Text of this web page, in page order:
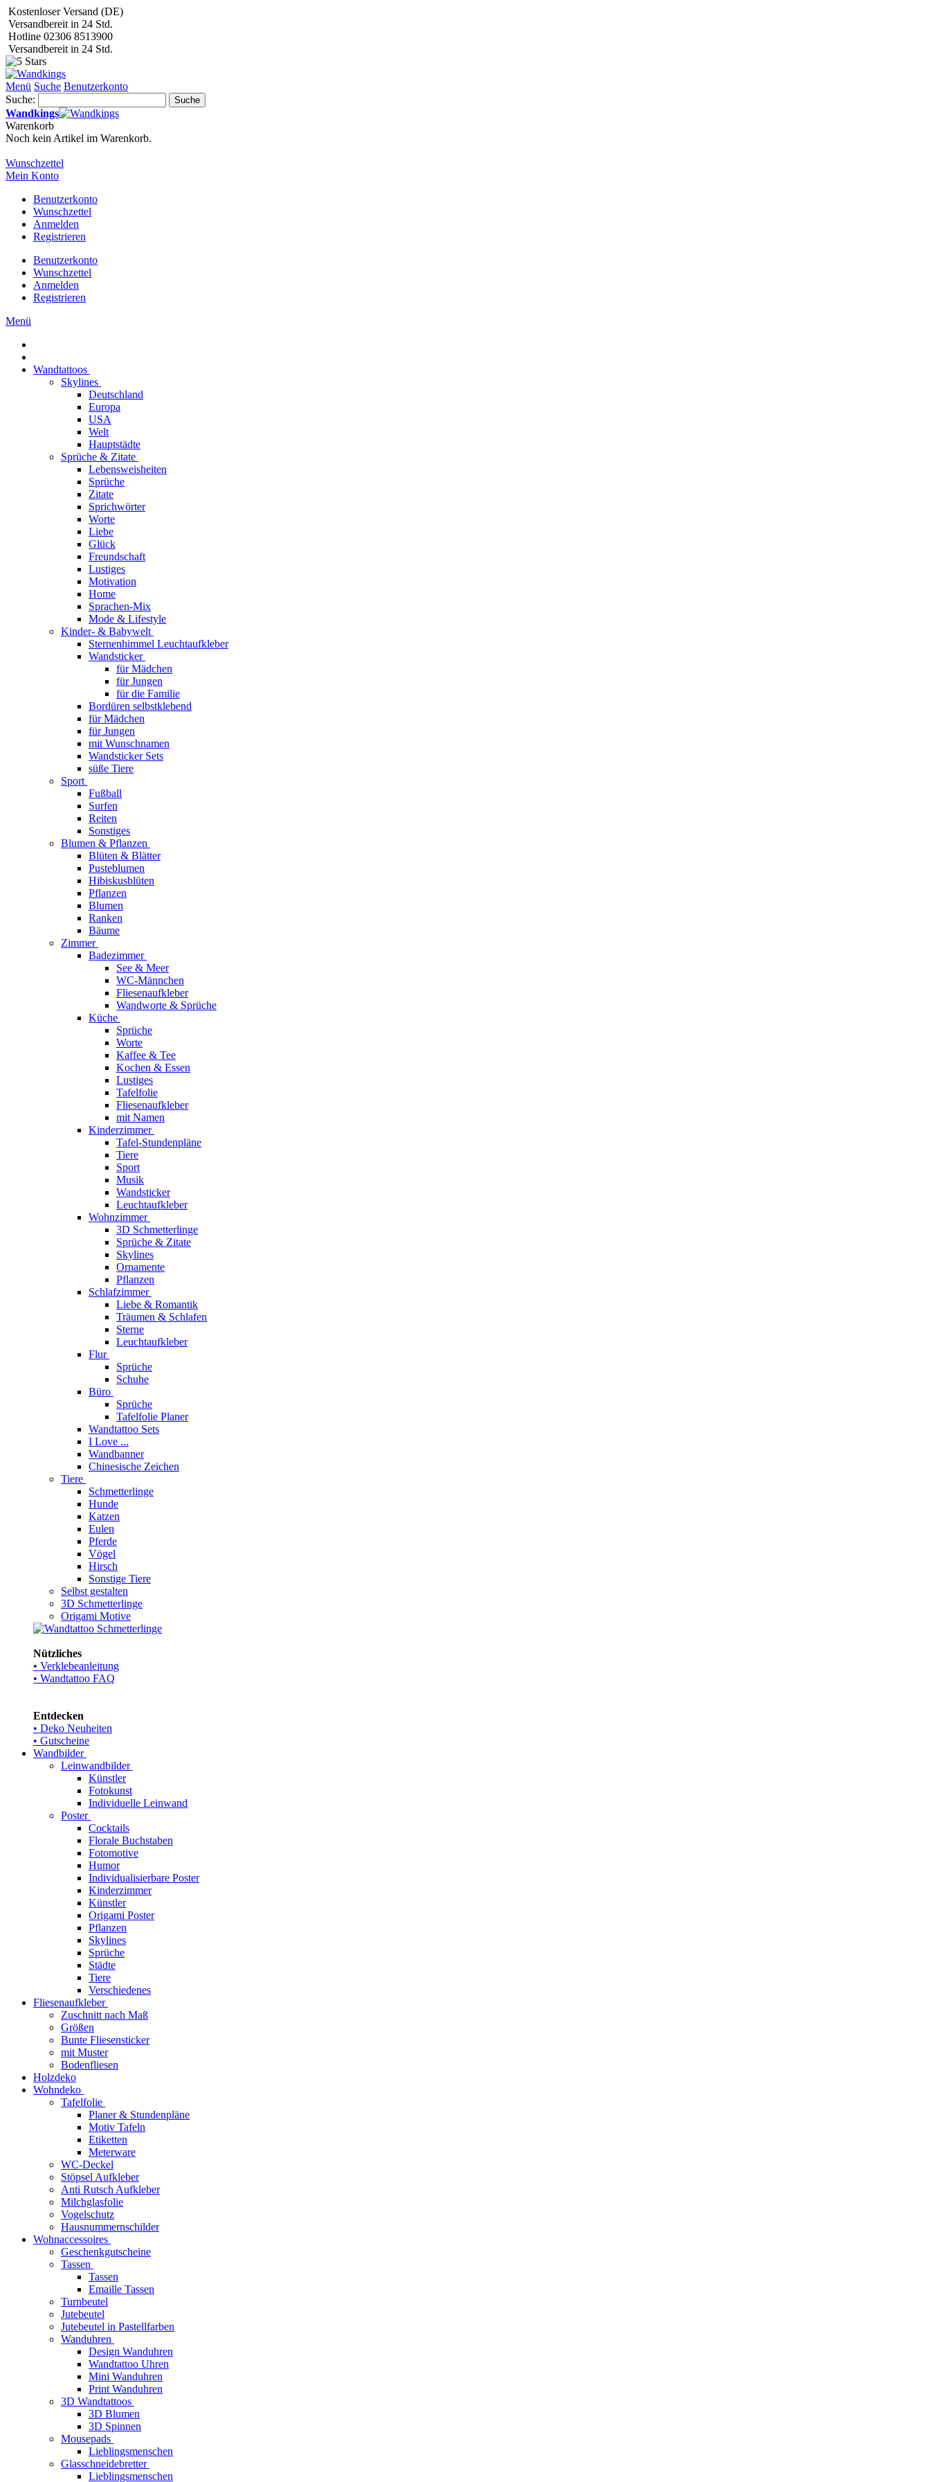
Kostenloser Versand (DE)
Versandbereit in 24 Std.
Hotline 02306 8513900
Versandbereit in 24 Std.
Menü Suche Benutzerkonto
Suche:
Suche
Wandkings
Warenkorb
Noch kein Artikel im Warenkorb.
Wunschzettel
Mein Konto
Benutzerkonto
Wunschzettel
Anmelden
Registrieren
Benutzerkonto
Wunschzettel
Anmelden
Registrieren
Menü
Wandtattoos
Skylines
Deutschland
Europa
USA
Welt
Hauptstädte
Sprüche & Zitate
Lebensweisheiten
Sprüche
Zitate
Sprichwörter
Worte
Liebe
Glück
Freundschaft
Lustiges
Motivation
Home
Sprachen-Mix
Mode & Lifestyle
Kinder- & Babywelt
Sternenhimmel Leuchtaufkleber
Wandsticker
für Mädchen
für Jungen
für die Familie
Bordüren selbstklebend
für Mädchen
für Jungen
mit Wunschnamen
Wandsticker Sets
süße Tiere
Sport
Fußball
Surfen
Reiten
Sonstiges
Blumen & Pflanzen
Blüten & Blätter
Pusteblumen
Hibiskusblüten
Pflanzen
Blumen
Ranken
Bäume
Zimmer
Badezimmer
See & Meer
WC-Männchen
Fliesenaufkleber
Wandworte & Sprüche
Küche
Sprüche
Worte
Kaffee & Tee
Kochen & Essen
Lustiges
Tafelfolie
Fliesenaufkleber
mit Namen
Kinderzimmer
Tafel-Stundenpläne
Tiere
Sport
Musik
Wandsticker
Leuchtaufkleber
Wohnzimmer
3D Schmetterlinge
Sprüche & Zitate
Skylines
Ornamente
Pflanzen
Schlafzimmer
Liebe & Romantik
Träumen & Schlafen
Sterne
Leuchtaufkleber
Flur
Sprüche
Schuhe
Büro
Sprüche
Tafelfolie Planer
Wandtattoo Sets
I Love ...
Wandbanner
Chinesische Zeichen
Tiere
Schmetterlinge
Hunde
Katzen
Eulen
Pferde
Vögel
Hirsch
Sonstige Tiere
Selbst gestalten
3D Schmetterlinge
Origami Motive
Nützliches
• Verklebeanleitung
• Wandtattoo FAQ
Entdecken
• Deko Neuheiten
• Gutscheine
Wandbilder
Leinwandbilder
Künstler
Fotokunst
Individuelle Leinwand
Poster
Cocktails
Florale Buchstaben
Fotomotive
Humor
Individualisierbare Poster
Kinderzimmer
Künstler
Origami Poster
Pflanzen
Skylines
Sprüche
Städte
Tiere
Verschiedenes
Fliesenaufkleber
Zuschnitt nach Maß
Größen
Bunte Fliesensticker
mit Muster
Bodenfliesen
Holzdeko
Wohndeko
Tafelfolie
Planer & Stundenpläne
Motiv Tafeln
Etiketten
Meterware
WC-Deckel
Stöpsel Aufkleber
Anti Rutsch Aufkleber
Milchglasfolie
Vogelschutz
Hausnummernschilder
Wohnaccessoires
Geschenkgutscheine
Tassen
Tassen
Emaille Tassen
Turnbeutel
Jutebeutel
Jutebeutel in Pastellfarben
Wanduhren
Design Wanduhren
Wandtattoo Uhren
Mini Wanduhren
Print Wanduhren
3D Wandtattoos
3D Blumen
3D Spinnen
Mousepads
Lieblingsmenschen
Glasschneidebretter
Lieblingsmenschen